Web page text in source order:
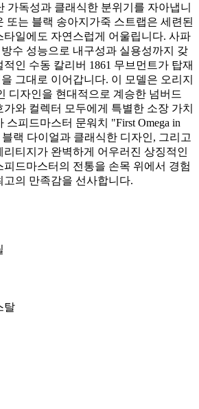
가독성과 클래식한 분위기를 자아냅니
또는 블랙 송아지가죽 스트랩은 세련된
타일에도 자연스럽게 어울립니다. 사파
수 성능으로 내구성과 실용성까지 갖
인 수동 칼리버 1861 무브먼트가 탑재
그대로 이어갑니다. 이 모델은 오리지
디자인을 현대적으로 계승한 넘버드
와 컬렉터 모두에게 특별한 소장 가치
스피드마스터 문워치 "First Omega in
블랙 다이얼과 클래식한 디자인, 그리고
리티지가 완벽하게 어우러진 상징적인
드마스터의 전통을 손목 위에서 경험
의 만족감을 선사합니다.
탈